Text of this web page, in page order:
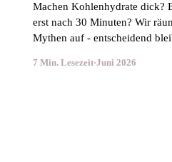
Machen Kohlenhydrate dick?
erst nach 30 Minuten? Wir
Mythen auf - entscheidend
7 Min. Lesezeit·Juni 2026